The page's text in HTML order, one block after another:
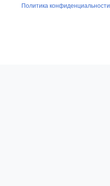
Политика конфиденциальности